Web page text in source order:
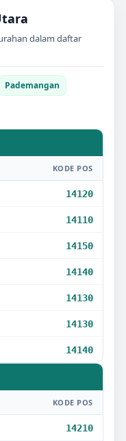
dalam daftar
Pademangan
KODE POS
14120
14110
14150
14140
14130
14130
14140
KODE POS
14210